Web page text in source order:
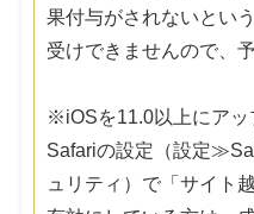
果付与がされないとい
受けできませんので、
※iOSを11.0以上にアッ
Safariの設定（設定
ュリティ）で「サイト